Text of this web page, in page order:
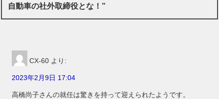
自動車の社外取締役とな！”
CX-60 より:
2023年2月9日 17:04
高橋尚子さんの就任は驚きを持って迎えられたようです。